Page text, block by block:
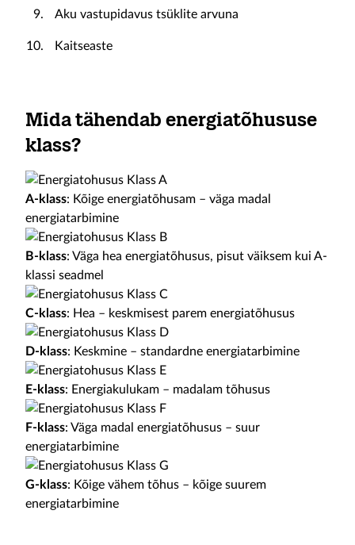
Aku vastupidavus tsüklite arvuna
Kaitseaste
Mida tähendab energiatõhususe
klass?
A-klass: Kõige energiatõhusam – väga madal
energiatarbimine
B-klass: Väga hea energiatõhusus, pisut väiksem kui A-
klassi seadmel
C-klass: Hea – keskmisest parem energiatõhusus
D-klass: Keskmine – standardne energiatarbimine
E-klass: Energiakulukam – madalam tõhusus
F-klass: Väga madal energiatõhusus – suur
energiatarbimine
G-klass: Kõige vähem tõhus – kõige suurem
energiatarbimine